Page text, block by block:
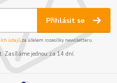
Přihlásit se
údajůza účelem rozesílky newsletteru.
Zasíláme jednou za 14 dní.